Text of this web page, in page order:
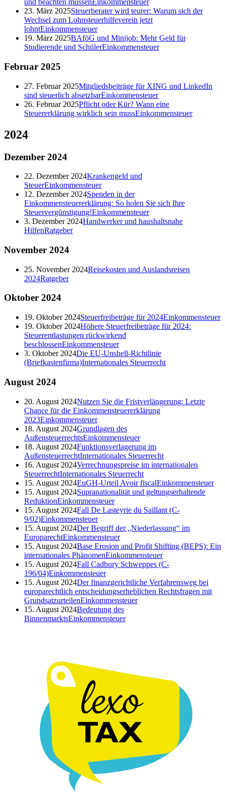
und beachten müssen Einkommensteuer
23. März 2025Steuerberater wird teurer: Warum sich der
Wechsel zum Lohnsteuerhilfeverein jetzt
lohntEinkommensteuer
19. März 2025BAföG und Minijob: Mehr Geld für
Studierende und SchülerEinkommensteuer
Februar 2025
27. Februar 2025Mitgliedsbeiträge für XING und LinkedIn
sind steuerlich absetzbarEinkommensteuer
26. Februar 2025Pflicht oder Kür? Wann eine
Steuererklärung wirklich sein mussEinkommensteuer
2024
Dezember 2024
22. Dezember 2024Krankengeld und
SteuerEinkommensteuer
12. Dezember 2024Spenden in der
Einkommensteuererklärung: So holen Sie sich Ihre
Steuervergünstigung!Einkommensteuer
3. Dezember 2024Handwerker und haushaltsnahe
HilfenRatgeber
November 2024
25. November 2024Reisekosten und Auslandsreisen
2024Ratgeber
Oktober 2024
19. Oktober 2024Steuerfreibeträge für 2024Einkommensteuer
19. Oktober 2024Höhere Steuerfreibeträge für 2024:
Steuerentlastungen rückwirkend
beschlossenEinkommensteuer
3. Oktober 2024Die EU-Unshell-Richtlinie
(Briefkastenfirma)Internationales Steuerrecht
August 2024
20. August 2024Nutzen Sie die Fristverlängerung: Letzte
Chance für die Einkommensteuererklärung
2023Einkommensteuer
18. August 2024Grundlagen des
AußensteuerrechtsEinkommensteuer
18. August 2024Funktionsverlagerung im
AußensteuerrechtInternationales Steuerrecht
16. August 2024Verrechnungspreise im internationalen
SteuerrechtInternationales Steuerrecht
15. August 2024EuGH-Urteil Avoir fiscalEinkommensteuer
15. August 2024Supranationalität und geltungserhaltende
ReduktionEinkommensteuer
15. August 2024Fall De Lasteyrie du Saillant (C-
9/02)Einkommensteuer
15. August 2024Der Begriff der „Niederlassung“ im
EuroparechtEinkommensteuer
15. August 2024Base Erosion and Profit Shifting (BEPS): Ein
internationales PhänomenEinkommensteuer
15. August 2024Fall Cadbury Schweppes (C-
196/04)Einkommensteuer
15. August 2024Der finanzgerichtliche Verfahrensweg bei
europarechtlich entscheidungserheblichen Rechtsfragen mit
GrundsatzurteilenEinkommensteuer
15. August 2024Bedeutung des
BinnenmarktsEinkommensteuer